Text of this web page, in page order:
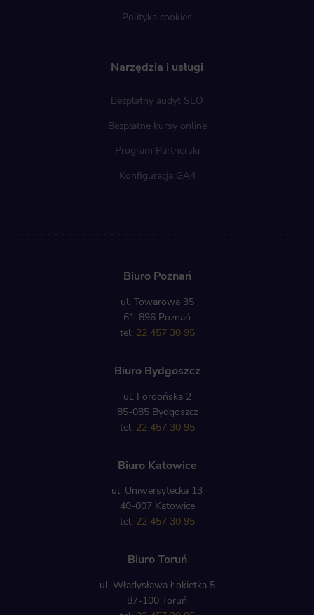
Polityka cookies
Narzędzia i usługi
Bezpłatny audyt SEO
Bezpłatne kursy online
Program Partnerski
Konfiguracja GA4
Biuro Poznań
ul. Towarowa 35
61-896 Poznań
tel: 22 457 30 95
Biuro Bydgoszcz
ul. Fordońska 2
85-085 Bydgoszcz
tel: 22 457 30 95
Biuro Katowice
ul. Uniwersytecka 13
40-007 Katowice
tel: 22 457 30 95
Biuro Toruń
ul. Władysława Łokietka 5
87-100 Toruń